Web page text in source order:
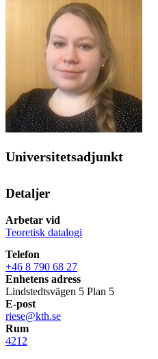
Universitetsadjunkt
Detaljer
Arbetar vid
Teoretisk datalogi
Telefon
+46 8 790 68 27
Enhetens adress
Lindstedtsvägen 5 Plan 5
E-post
riese@kth.se
Rum
4212